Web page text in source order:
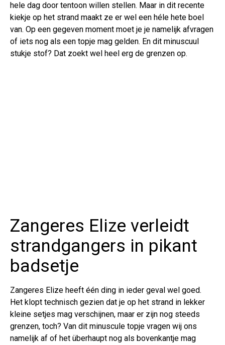
hele dag door tentoon willen stellen. Maar in dit recente
kiekje op het strand maakt ze er wel een héle hete boel
van. Op een gegeven moment moet je je namelijk afvragen
of iets nog als een topje mag gelden. En dit minuscuul
stukje stof? Dat zoekt wel heel erg de grenzen op.
Zangeres Elize verleidt
strandgangers in pikant
badsetje
Zangeres Elize heeft één ding in ieder geval wel goed.
Het klopt technisch gezien dat je op het strand in lekker
kleine setjes mag verschijnen, maar er zijn nog steeds
grenzen, toch? Van dit minuscule topje vragen wij ons
namelijk af of het überhaupt nog als bovenkantje mag